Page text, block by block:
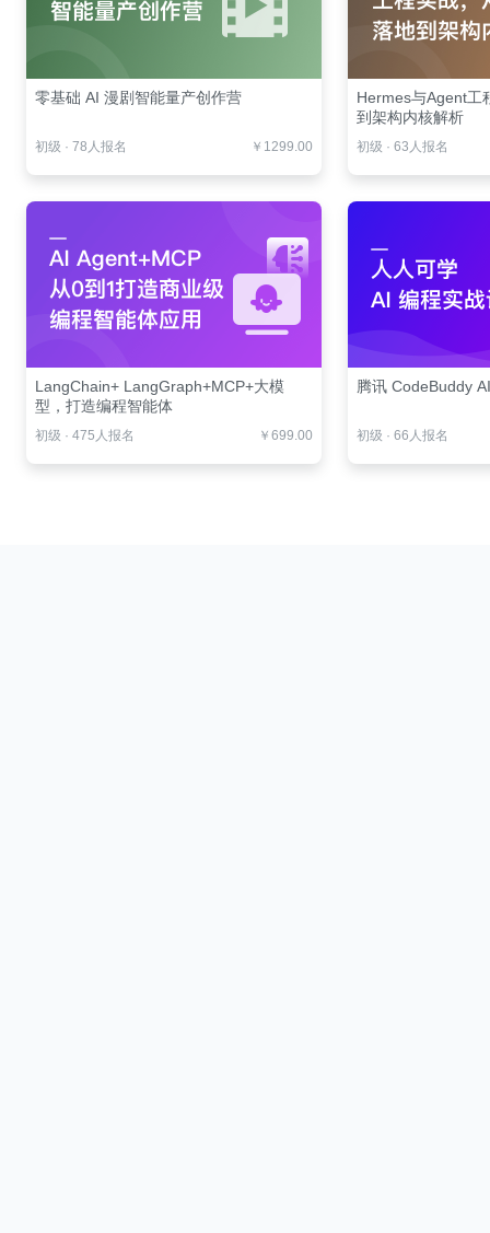
零基础 AI 漫剧智能量产创作营
初级 · 78人报名 ￥1299.00
Hermes与Agent工
到架构内核解析
初级 · 63人报名
LangChain+ LangGraph+MCP+大模
型，打造编程智能体
初级 · 475人报名 ￥699.00
腾讯 CodeBuddy
初级 · 66人报名